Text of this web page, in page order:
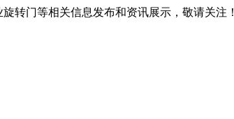
转门等相关信息发布和资讯展示，敬请关注！